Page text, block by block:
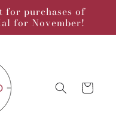
for purchases of
for November!
Cart